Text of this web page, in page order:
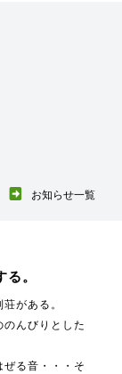
お知らせ一覧
。
がある。
んびりとした
る音・・・そ